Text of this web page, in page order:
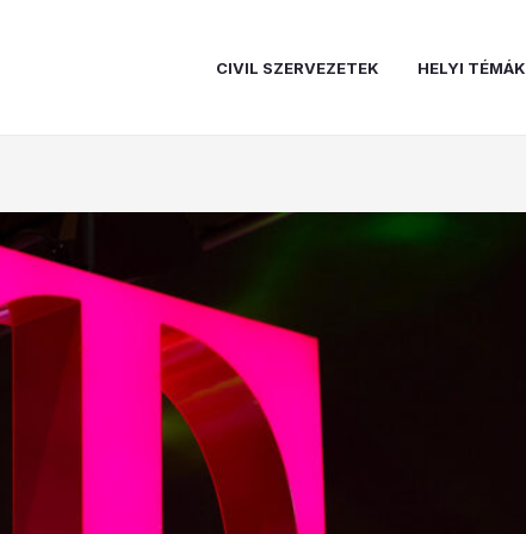
CIVIL SZERVEZETEK HELYI TÉMÁK